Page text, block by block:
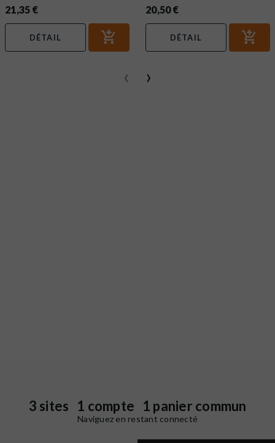
21,35 €
DÉTAIL
20,50 €
DÉTAIL
‹ ›
3 sites 1 compte 1 panier commun
Naviguez en restant connecté